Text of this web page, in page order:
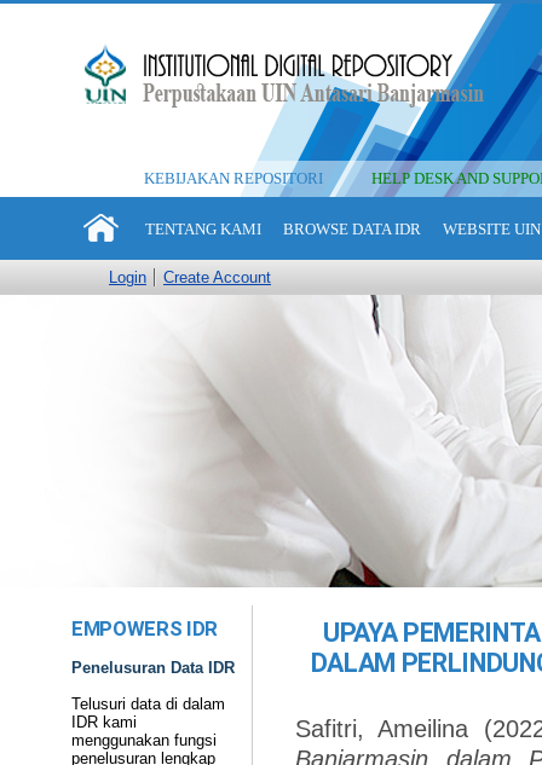
KEBIJAKAN REPOSITORI HELP DESK AND
TENTANG KAMI BROWSE DATA IDR WEBSITE
Login Create Account
EMPOWERS IDR
Penelusuran Data IDR
Telusuri data di dalam
IDR kami
menggunakan fungsi
penelusuran lengkap
UPAYA
DALAM
Safitri, Ameilina
Banjarmasin dalam